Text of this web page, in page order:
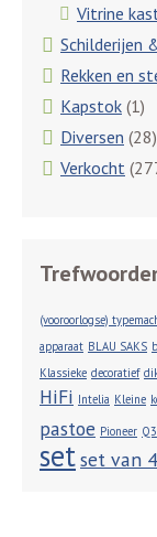
Vitrine
Schilderijen
Rekken en
Kapstok (1)
Diversen (28)
Verkocht
(vooroorlogse)
apparaat BLAU SAKS
Klassieke decoratief
HiFi Intelia Kleine
pastoe Pioneer Q3
setset van 4